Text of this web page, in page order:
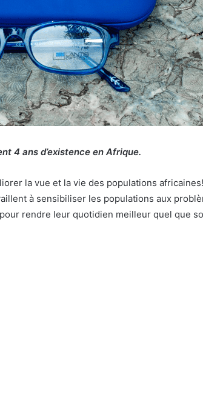
4 ans d’existence en Afrique.
la vue et la vie des populations africaines!
à sensibiliser les populations aux
rendre leur quotidien meilleur quel que